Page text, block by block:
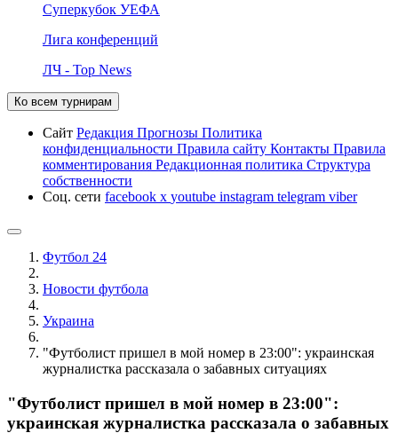
Суперкубок УЕФА
Лига конференций
ЛЧ - Top News
Ко всем турнирам
Сайт Редакция Прогнозы Политика
конфиденциальности Правила сайту Контакты Правила
комментирования Редакционная политика Структура
собственности
Соц. сети facebook x youtube instagram telegram viber
Футбол 24
Новости футбола
Украина
"Футболист пришел в мой номер в 23:00": украинская
журналистка рассказала о забавных ситуациях
"Футболист пришел в мой номер в 23:00":
украинская журналистка рассказала о забавных